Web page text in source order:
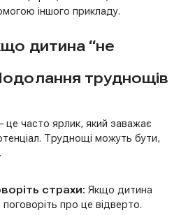
іншого прикладу.
дитина “не
труднощів
це часто ярлик, який заважає
Труднощі можуть бути,
страхи: Якщо дитина
про це відверто.